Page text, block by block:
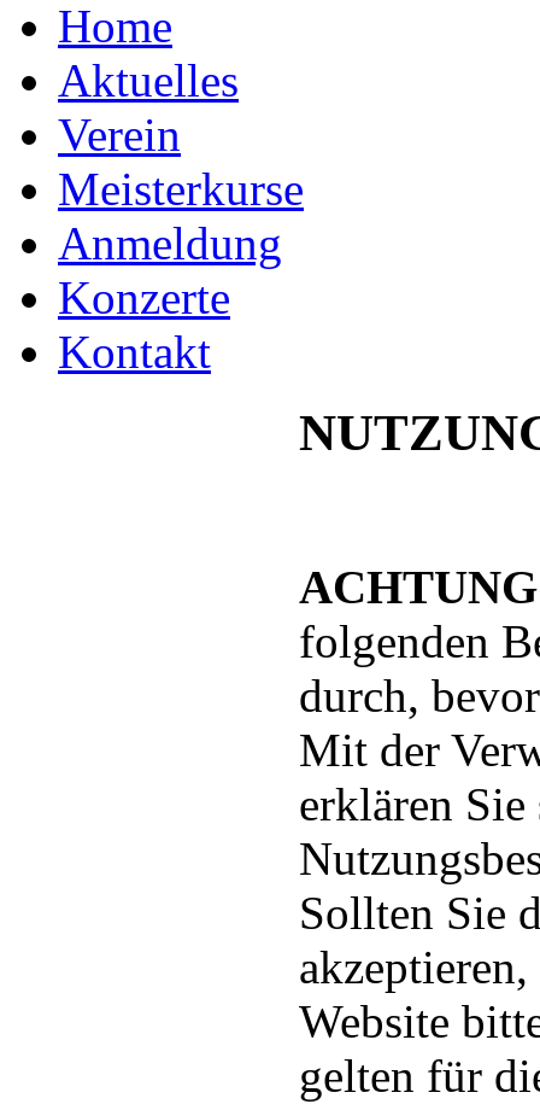
Home
Aktuelles
Verein
Meisterkurse
Anmeldung
Konzerte
Kontakt
folgenden
durch,
Mit der
erklären
Sollten Sie
Website
gelten für